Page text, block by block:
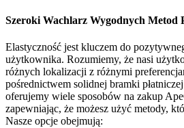
Szeroki Wachlarz Wygodnych Metod
Elastyczność jest kluczem do
użytkownika. Rozumiemy, że nasi
różnych lokalizacji z różnymi
pośrednictwem solidnej bramki
oferujemy wiele sposobów na zakup
zapewniając, że możesz użyć metody,
Nasze opcje obejmują: